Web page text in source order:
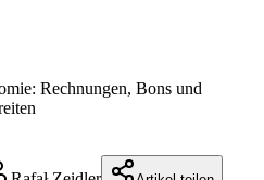
Rechnungen, Bons und